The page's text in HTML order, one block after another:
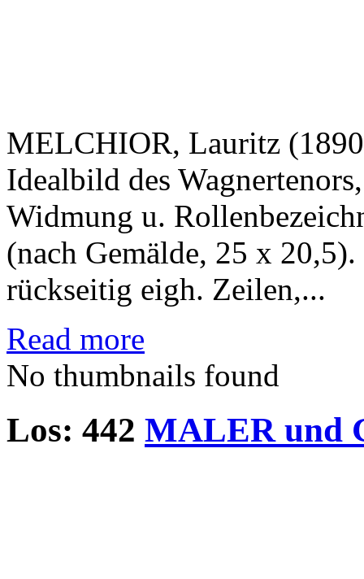
MELCHIOR, Lauritz
Idealbild des
Widmung u.
(nach Gemälde, 25 x
rückseitig eigh. Zeilen,...
Read more
No thumbnails found
Los: 442 MALER und